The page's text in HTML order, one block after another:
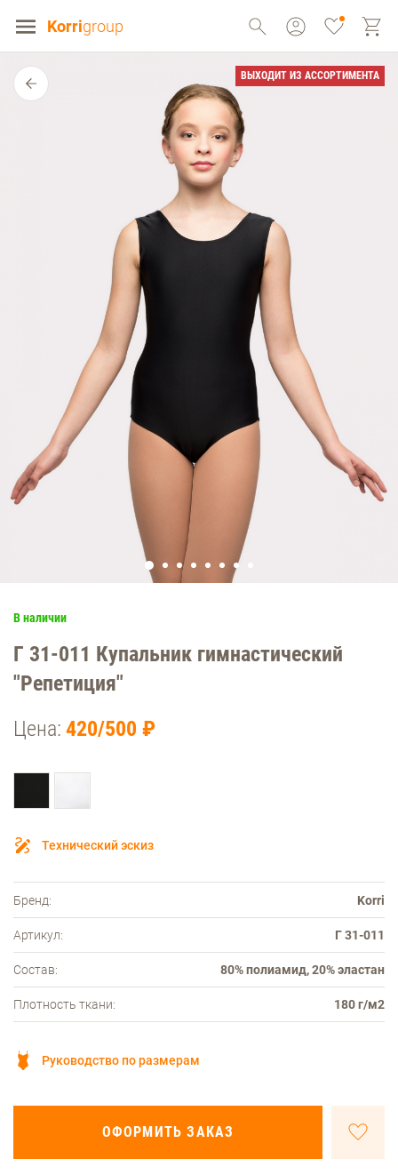
Korrigroup
ВЫХОДИТ ИЗ АССОРТИМЕНТА
В наличии
Г 31-011 Купальник гимнастический
"Репетиция"
Цена: 420/500 ₽
Технический эскиз
Бренд: Korri
Артикул: Г 31-011
Состав: 80% полиамид, 20% эластан
Плотность ткани: 180 г/м2
Руководство по размерам
ОФОРМИТЬ ЗАКАЗ